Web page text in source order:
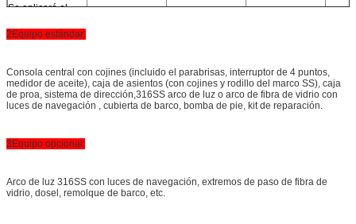
Se aplicará el
siguiente:
2Equipo estándar:
Consola central con cojines (incluido el parabrisas, interruptor de 4 puntos,
medidor de aceite), caja de asientos (con cojines y rodillo del marco SS), caja
de proa, sistema de dirección,316SS arco de luz o arco de fibra de vidrio con
luces de navegación , cubierta de barco, bomba de pie, kit de reparación.
3Equipo opcional:
Arco de luz 316SS con luces de navegación, extremos de paso de fibra de
vidrio, dosel, remolque de barco, etc.